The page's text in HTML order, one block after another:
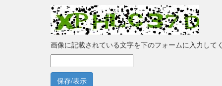
画像に記載されている文字を下のフォームに入力して
保存/表示